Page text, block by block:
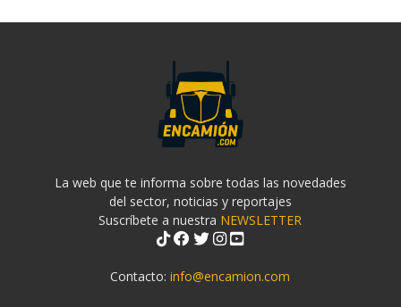
La web que te informa sobre todas las novedades
del sector, noticias y reportajes
Suscríbete a nuestra NEWSLETTER
Contacto:info@encamion.com